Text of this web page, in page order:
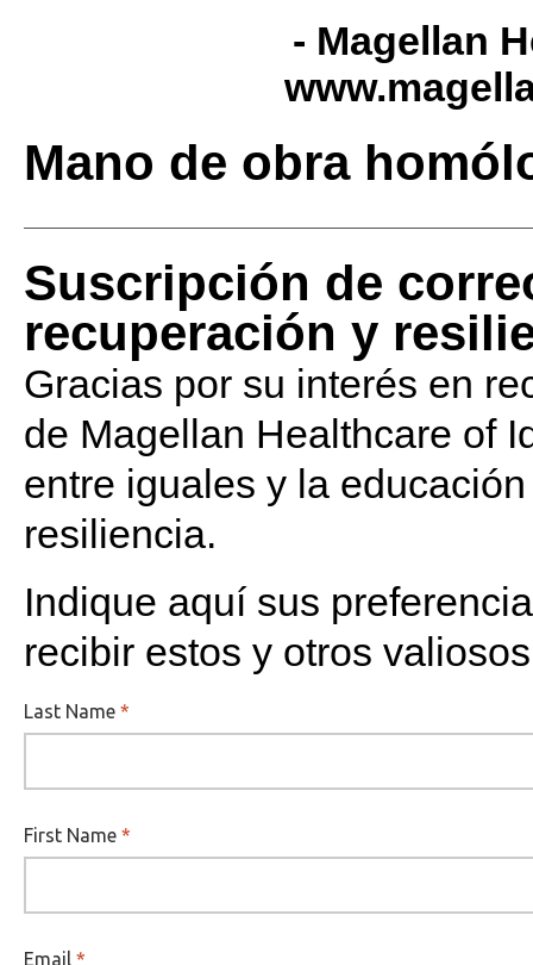
- Magellan
Mano de obra
Suscripción de
recuperación y
Gracias por su interés en
de Magellan Healthcare of
entre iguales y la
resiliencia.
Indique aquí sus
recibir estos y otros